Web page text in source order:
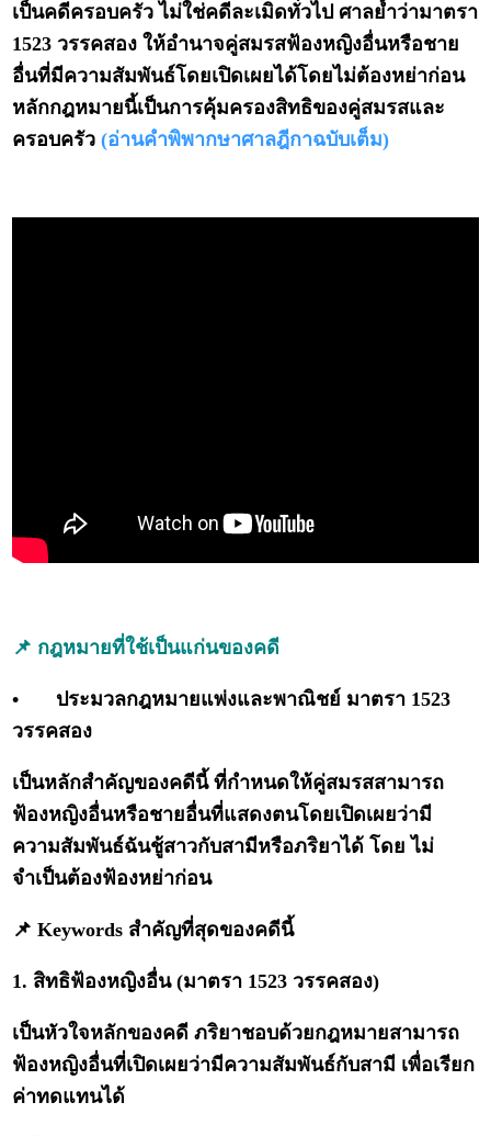
เป็นคดีครอบครัว ไม่ใช่คดีละเมิดทั่วไป ศาลย้ำว่ามาตรา
1523 วรรคสอง ให้อำนาจคู่สมรสฟ้องหญิงอื่นหรือชาย
อื่นที่มีความสัมพันธ์โดยเปิดเผยได้โดยไม่ต้องหย่าก่อน
หลักกฎหมายนี้เป็นการคุ้มครองสิทธิของคู่สมรสและ
ครอบครัว(อ่านคำพิพากษาศาลฎีกาฉบับเต็ม)
📌 กฎหมายที่ใช้เป็นแก่นของคดี
•
ประมวลกฎหมายแพ่งและพาณิชย์ มาตรา 1523
วรรคสอง
เป็นหลักสำคัญของคดีนี้ ที่กำหนดให้คู่สมรสสามารถ
ฟ้องหญิงอื่นหรือชายอื่นที่แสดงตนโดยเปิดเผยว่ามี
ความสัมพันธ์ฉันชู้สาวกับสามีหรือภริยาได้ โดย ไม่
จำเป็นต้องฟ้องหย่าก่อน
📌 Keywords สำคัญที่สุดของคดีนี้
1. สิทธิฟ้องหญิงอื่น (มาตรา 1523 วรรคสอง)
เป็นหัวใจหลักของคดี ภริยาชอบด้วยกฎหมายสามารถ
ฟ้องหญิงอื่นที่เปิดเผยว่ามีความสัมพันธ์กับสามี เพื่อเรียก
ค่าทดแทนได้